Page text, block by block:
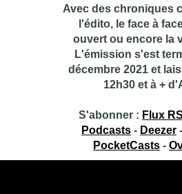
Avec des chroniques
l'édito, le face à
ouvert ou encore la
L'émission s'est
décembre 2021 et
12h30 et à +
S'abonner : Flux
Podcasts- Deezer-
PocketCasts-